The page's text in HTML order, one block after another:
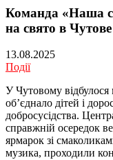
Команда «Наша
на свято в Чутове
13.08.2025
Події
У Чутовому
об’єднало дітей і
добросусідства.
справжній осередок
ярмарок зі
музика, проходили